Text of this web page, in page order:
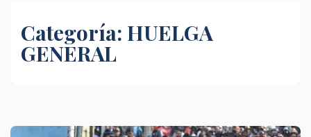
Categoría: HUELGA
GENERAL